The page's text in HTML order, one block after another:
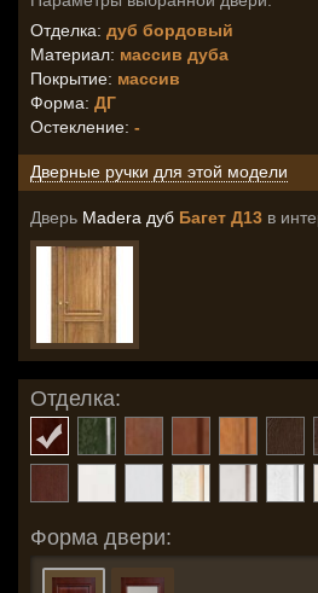
Отделка: дуб бордовый
Материал: массив дуба
Покрытие: массив
Форма: ДГ
Остекление: -
Дверные ручки для этой модели
Дверь Madera дуб Багет Д13 в
Отделка:
Форма двери: